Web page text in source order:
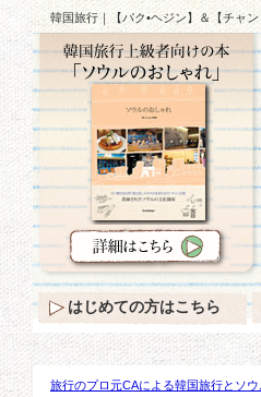
韓国旅行｜【パク•ヘジン】＆【チャ
旅行のプロ元CAによる韓国旅行とソ
はじめての方はこちら